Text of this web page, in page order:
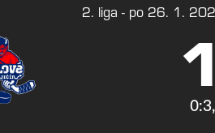
2. liga - po 26. 1.